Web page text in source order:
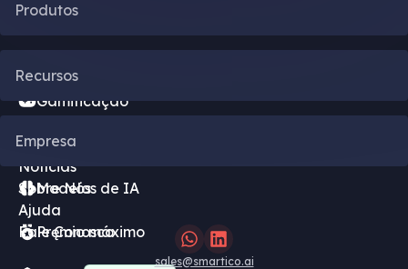
Produtos
Gamificação
Motor de Bônus
Modelos de IA
Pręmio máximo
Recursos
Notícias
Ajuda
Empresa
Sobre Nós
Fale Conosco
sales@smartico.ai